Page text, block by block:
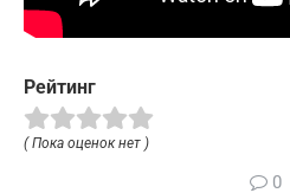
Рейтинг
( Пока оценок нет )
0